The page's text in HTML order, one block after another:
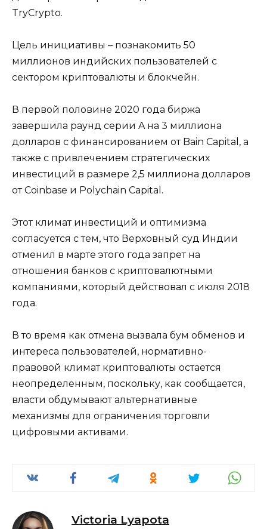
TryCrypto.
Цель инициативы – познакомить 50
миллионов индийских пользователей с
сектором криптовалюты и блокчейн.
В первой половине 2020 года биржа
завершила раунд серии A на 3 миллиона
долларов с финансированием от Bain Capital, а
также с привлечением стратегических
инвестиций в размере 2,5 миллиона долларов
от Coinbase и Polychain Capital.
Этот климат инвестиций и оптимизма
согласуется с тем, что Верховный суд Индии
отменил в марте этого года запрет на
отношения банков с криптовалютными
компаниями, который действовал с июля 2018
года.
В то время как отмена вызвала бум обменов и
интереса пользователей, нормативно-
правовой климат криптовалюты остается
неопределенным, поскольку, как сообщается,
власти обдумывают альтернативные
механизмы для ограничения торговли
цифровыми активами.
Victoria Lyapota